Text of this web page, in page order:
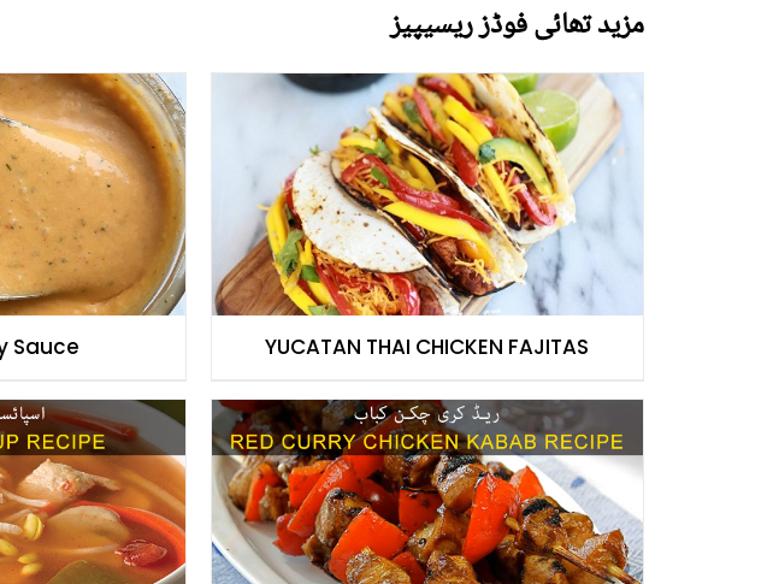
مزید تھائی فوڈز ریسیپیز
Sauce YUCATAN THAI CHICKEN FAJITAS